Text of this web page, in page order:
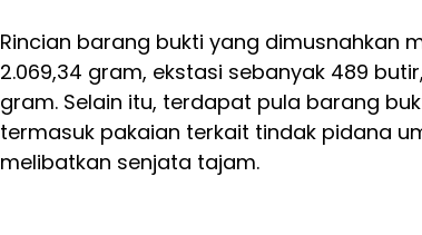
Rincian barang bukti yang dimusnahkan
2.069,34 gram, ekstasi sebanyak 489
gram. Selain itu, terdapat pula barang
termasuk pakaian terkait tindak pidana
melibatkan senjata tajam.